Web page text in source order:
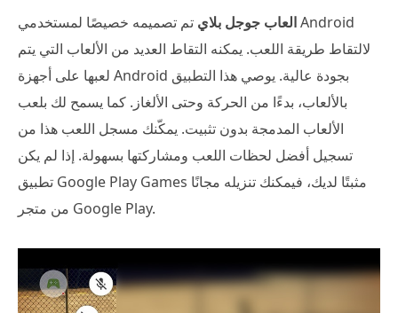
العاب جوجل بلاي تم تصميمه خصيصًا لمستخدمي Android
لالتقاط طريقة اللعب. يمكنه التقاط العديد من الألعاب التي يتم
لعبها على أجهزة Android بجودة عالية. يوصي هذا التطبيق
بالألعاب، بدءًا من الحركة وحتى الألغاز. كما يسمح لك بلعب
الألعاب المدمجة بدون تثبيت. يمكّنك مسجل اللعب هذا من
تسجيل أفضل لحظات اللعب ومشاركتها بسهولة. إذا لم يكن
تطبيق Google Play Games مثبتًا لديك، فيمكنك تنزيله مجانًا
من متجر Google Play.